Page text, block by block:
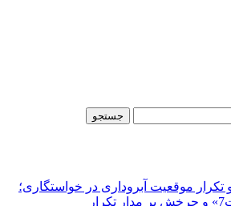
موقعیت آبروداری در خواستگاری؛